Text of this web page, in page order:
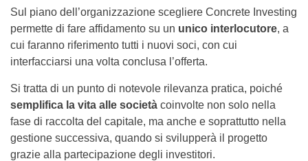
Sul piano dell’organizzazione scegliere Concrete Investing
permette di fare affidamento su un unico interlocutore, a
cui faranno riferimento tutti i nuovi soci, con cui
interfacciarsi una volta conclusa l’offerta.
Si tratta di un punto di notevole rilevanza pratica, poiché
semplifica la vita alle società coinvolte non solo nella
fase di raccolta del capitale, ma anche e soprattutto nella
gestione successiva, quando si svilupperà il progetto
grazie alla partecipazione degli investitori.